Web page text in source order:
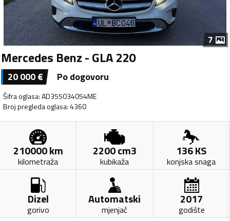
7
Mercedes Benz - GLA 220
20 000€ Po dogovoru
Šifra oglasa:AD355034054ME
Broj pregleda oglasa:4360
210000km
kilometraža
2200cm3
kubikaža
136KS
konjska snaga
Dizel
gorivo
Automatski
mjenjač
2017
godište